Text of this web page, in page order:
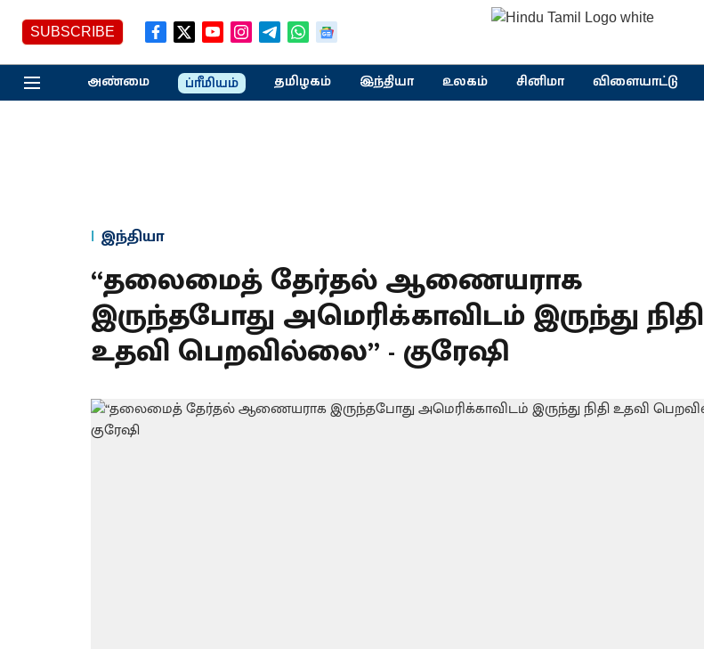
SUBSCRIBE
அண்மை ப்ரீமியம் தமிழகம் இந்தியா உலகம் சினிமா விளையாட்டு
இந்தியா
“தலைமைத் தேர்தல் ஆணையராக
இருந்தபோது அமெரிக்காவிடம் இருந்து நிதி
உதவி பெறவில்லை” - குரேஷி